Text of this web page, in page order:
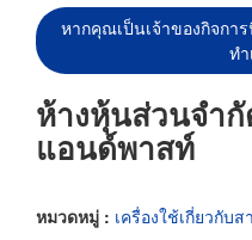
หากคุณเป็นเจ้าของกิจกา
ท
ห้างหุ้นส่วนจำ
แอนด์พาสท์
หมวดหมู่ : เครื่องใช้เกี่ยวกับ